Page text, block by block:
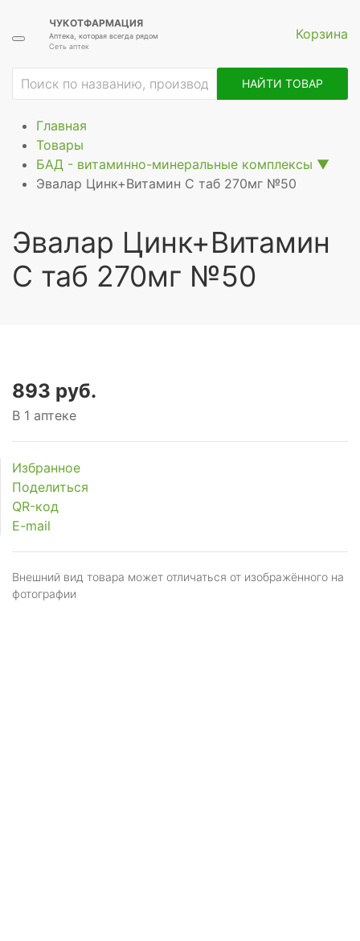
ЧУКОТФАРМАЦИЯ
Аптека, которая всегда рядом
Сеть аптек
Корзина
НАЙТИ ТОВАР
Главная
Товары
БАД - витаминно-минеральные комплексы ▼
Эвалар Цинк+Витамин C таб 270мг №50
Эвалар Цинк+Витамин
C таб 270мг №50
893 руб.
В 1 аптеке
Избранное
Поделиться
QR-код
E-mail
Внешний вид товара может отличаться от изображённого на
фотографии